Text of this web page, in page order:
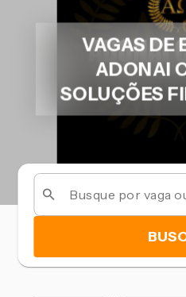
VAGAS DE
ADONAI
SOLUÇÕES